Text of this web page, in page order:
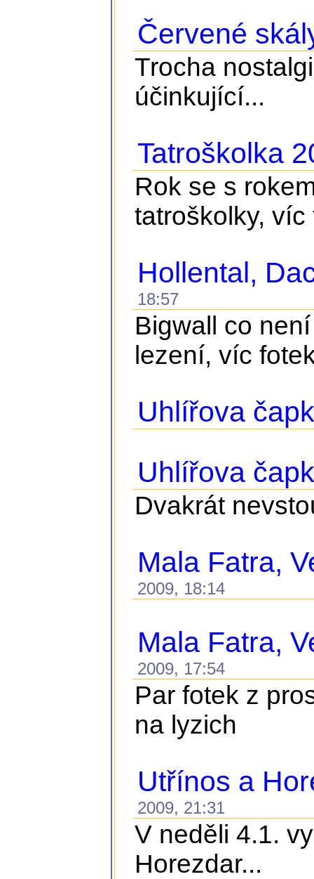
Červené
Trocha
účinkující...
Tatroškolka
Rok se s
tatroškolky,
Hollental,
18:57
Bigwall co
lezení, víc
Uhlířova
Uhlířova
Dvakrát
Mala Fatra,
2009, 18:14
Mala Fatra,
2009, 17:54
Par fotek z
na lyzich
Utřínos a
2009, 21:31
V neděli 4.1.
Horezdar...